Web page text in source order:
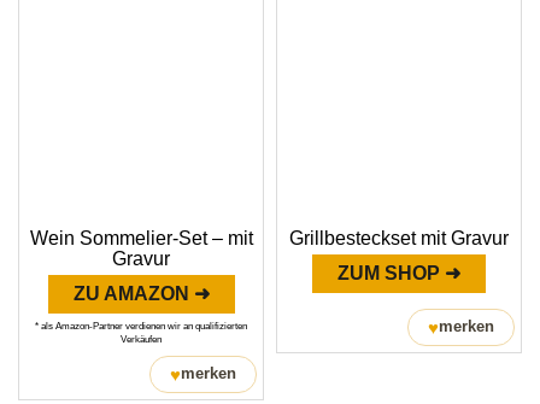
Wein Sommelier-Set – mit
Gravur
ZU AMAZON ➜
* als Amazon-Partner verdienen wir an qualifizierten
Verkäufen
♥merken
Grillbesteckset mit Gravur
ZUM SHOP ➜
♥merken